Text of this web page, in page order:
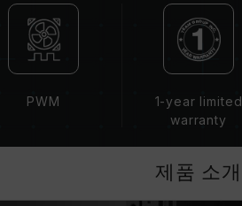
PWM
1-year limited
warranty
제품 소개